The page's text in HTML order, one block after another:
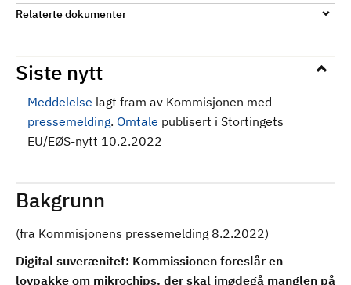
Relaterte dokumenter
Siste nytt
Meddelelse lagt fram av Kommisjonen med
pressemelding. Omtale publisert i Stortingets
EU/EØS-nytt 10.2.2022
Bakgrunn
(fra Kommisjonens pressemelding 8.2.2022)
Digital suverænitet: Kommissionen foreslår en
lovpakke om mikrochips, der skal imødegå manglen på